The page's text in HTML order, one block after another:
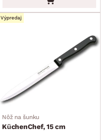
Výpredaj
Nôž na šunku
KüchenChef, 15 cm